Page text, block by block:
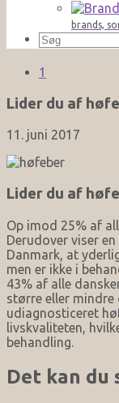
brands,
Søg
efter:
1
Lider du af
11. juni 2017
Lider du af
Op imod 25% af
Derudover viser
Danmark, at
men er ikke i
43% af alle
større eller
udiagnosticeret
livskvaliteten,
behandling.
Det kan du